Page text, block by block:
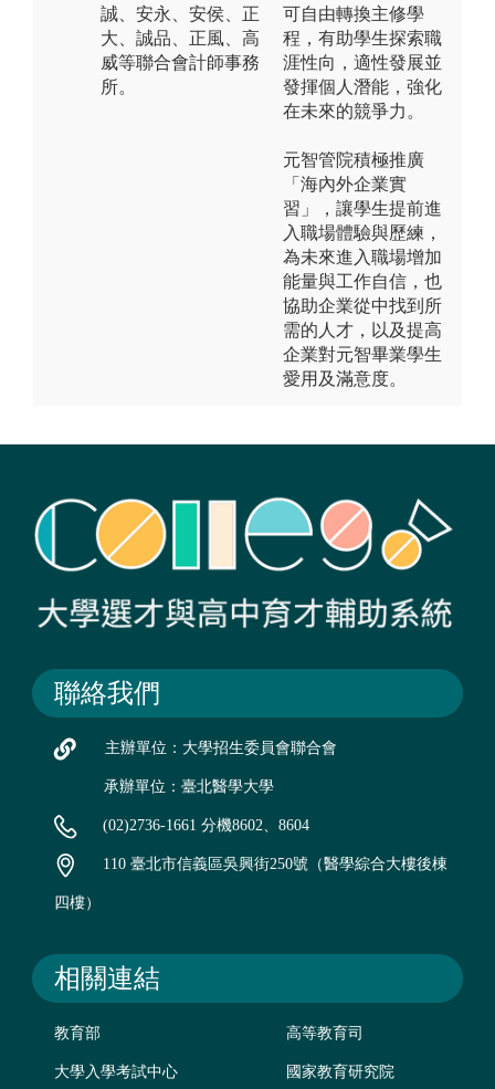
誠、安永、安侯、正
大、誠品、正風、高
威等聯合會計師事務
所。
可自由轉換主修學
程，有助學生探索職
涯性向，適性發展並
發揮個人潛能，強化
在未來的競爭力。
元智管院積極推廣
「海內外企業實
習」，讓學生提前進
入職場體驗與歷練，
為未來進入職場增加
能量與工作自信，也
協助企業從中找到所
需的人才，以及提高
企業對元智畢業學生
愛用及滿意度。
聯絡我們
主辦單位：大學招生委員會聯合會
承辦單位：臺北醫學大學
(02)2736-1661 分機8602、8604
110 臺北市信義區吳興街250號（醫學綜合大樓後棟
四樓）
相關連結
教育部 高等教育司
大學入學考試中心 國家教育研究院